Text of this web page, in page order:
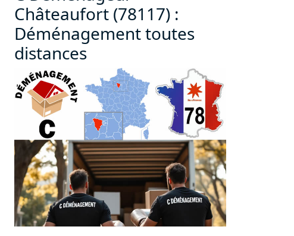
Châteaufort (78117) :
Déménagement toutes
distances